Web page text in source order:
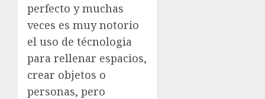
perfecto y muchas
veces es muy notorio
el uso de técnologia
para rellenar espacios,
crear objetos o
personas, pero